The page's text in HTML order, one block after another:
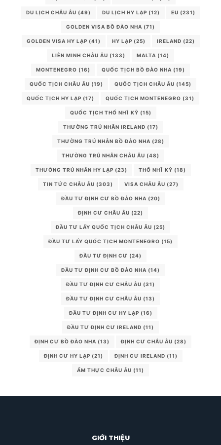
DU LỊCH CHÂU ÂU (49) DU LỊCH HY LẠP (12) EU (231)
GOLDEN VISA BỒ ĐÀO NHA (71)
GOLDEN VISA HY LẠP (41) HY LẠP (25) IRELAND (22)
LIÊN MINH CHÂU ÂU (133) MALTA (14)
MONTENEGRO (16) QUỐC TỊCH BỒ ĐÀO NHA (19)
QUỐC TỊCH CHÂU ÂU (19) QUỐC TỊCH CHÂU ÂU (145)
QUỐC TỊCH HY LẠP (17) QUỐC TỊCH MONTENEGRO (31)
QUỐC TỊCH THỔ NHĨ KỲ (15)
THƯỜNG TRÚ NHÂN IRELAND (17)
THƯỜNG TRÚ NHÂN BỒ ĐÀO NHA (28)
THƯỜNG TRÚ NHÂN CHÂU ÂU (48)
THƯỜNG TRÚ NHÂN HY LẠP (23) THỔ NHĨ KỲ (18)
TIN TỨC CHÂU ÂU (303) VISA CHÂU ÂU (27)
ĐẦU TƯ ĐỊNH CƯ BỒ ĐÀO NHA (20)
ĐỊNH CƯ CHÂU ÂU (22)
ĐẦU TƯ LẤY QUỐC TỊCH CHÂU ÂU (25)
ĐẦU TƯ LẤY QUỐC TỊCH MONTENEGRO (15)
ĐẦU TƯ ĐỊNH CƯ (24)
ĐẦU TƯ ĐỊNH CƯ BỒ ĐÀO NHA (14)
ĐẦU TƯ ĐỊNH CƯ CHÂU ÂU (31)
ĐẦU TƯ ĐỊNH CƯ CHÂU ÂU (13)
ĐẦU TƯ ĐỊNH CƯ HY LẠP (16)
ĐẦU TƯ ĐỊNH CƯ IRELAND (11)
ĐỊNH CƯ BỒ ĐÀO NHA (13) ĐỊNH CƯ CHÂU ÂU (28)
ĐỊNH CƯ HY LẠP (21) ĐỊNH CƯ IRELAND (11)
ẨM THỰC CHÂU ÂU (11)
GIỚI THIỆU